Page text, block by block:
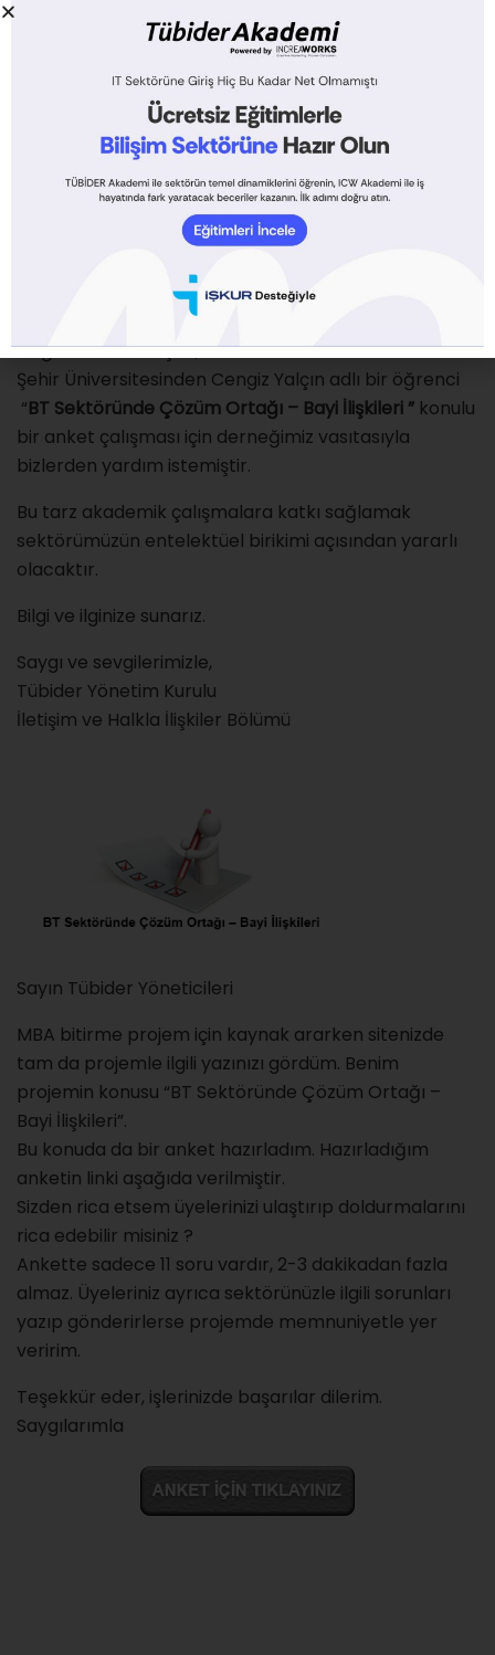
– Bayi İlişkileri
Tübider 30/12/2015
Değerli Meslektaşlar,
Şehir Üniversitesinden Cengiz Yalçın adlı bir öğrenci
“BT Sektöründe Çözüm Ortağı – Bayi İlişkileri ” konulu
bir anket çalışması için derneğimiz vasıtasıyla
bizlerden yardım istemiştir.
Bu tarz akademik çalışmalara katkı sağlamak
sektörümüzün entelektüel birikimi açısından yararlı
olacaktır.
Bilgi ve ilginize sunarız.
Saygı ve sevgilerimizle,
Tübider Yönetim Kurulu
İletişim ve Halkla İlişkiler Bölümü
Sayın Tübider Yöneticileri
MBA bitirme projem için kaynak ararken sitenizde
tam da projemle ilgili yazınızı gördüm. Benim
projemin konusu “BT Sektöründe Çözüm Ortağı –
Bayi İlişkileri”.
Bu konuda da bir anket hazırladım. Hazırladığım
anketin linki aşağıda verilmiştir.
Sizden rica etsem üyelerinizi ulaştırıp doldurmalarını
rica edebilir misiniz ?
Ankette sadece 11 soru vardır, 2-3 dakikadan fazla
almaz. Üyeleriniz ayrıca sektörünüzle ilgili sorunları
yazıp gönderirlerse projemde memnuniyetle yer
veririm.
Teşekkür eder, işlerinizde başarılar dilerim.
Saygılarımla